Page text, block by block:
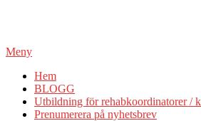
Meny
Hem
BLOGG
Utbildning för rehabkoordinatorer /
Prenumerera på nyhetsbrev